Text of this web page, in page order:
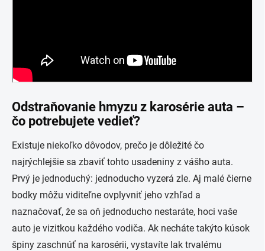
Odstraňovanie hmyzu z karosérie auta –
čo potrebujete vedieť?
Existuje niekoľko dôvodov, prečo je dôležité čo
najrýchlejšie sa zbaviť tohto usadeniny z vášho auta.
Prvý je jednoduchý: jednoducho vyzerá zle. Aj malé čierne
bodky môžu viditeľne ovplyvniť jeho vzhľad a
naznačovať, že sa oň jednoducho nestaráte, hoci vaše
auto je vizitkou každého vodiča. Ak necháte takýto kúsok
špiny zaschnúť na karosérii, vystavíte lak trvalému